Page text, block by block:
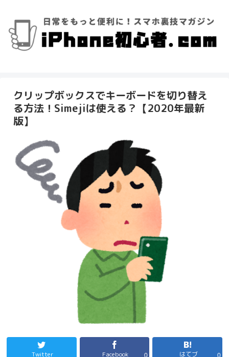
クリップボックスでキーボードを切り替え
る方法！Simejiは使える？【2020年最新
版】
Twitter Facebook 0 はてブ 0